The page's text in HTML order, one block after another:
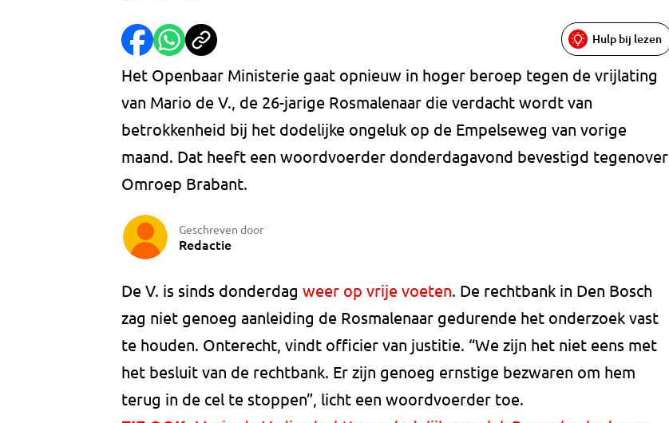
Hulp bij lezen
Het Openbaar Ministerie gaat opnieuw in hoger beroep tegen de vrijlating
van Mario de V., de 26-jarige Rosmalenaar die verdacht wordt van
betrokkenheid bij het dodelijke ongeluk op de Empelseweg van vorige
maand. Dat heeft een woordvoerder donderdagavond bevestigd tegenover
Omroep Brabant.
Geschreven door
Redactie
De V. is sinds donderdag weer op vrije voeten. De rechtbank in Den Bosch
zag niet genoeg aanleiding de Rosmalenaar gedurende het onderzoek vast
te houden. Onterecht, vindt officier van justitie. “We zijn het niet eens met
het besluit van de rechtbank. Er zijn genoeg ernstige bezwaren om hem
terug in de cel te stoppen”, licht een woordvoerder toe.